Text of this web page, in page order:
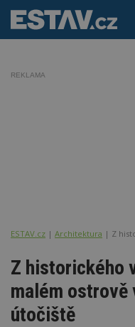
REKLAMA
ESTAV.cz Architektura Z
Z historického
malém
útočiště